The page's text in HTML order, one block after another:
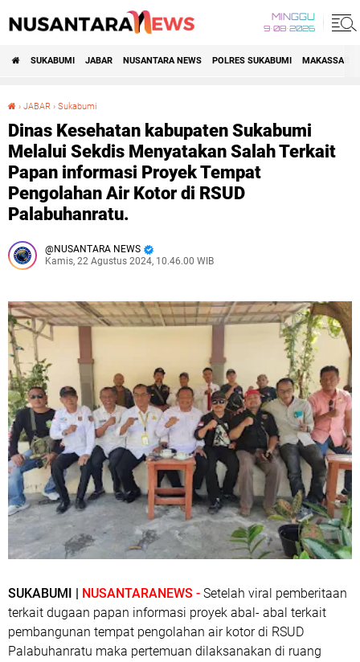
MINGGU
9•08•2026
SUKABUMI JABAR NUSANTARA NEWS POLRES SUKABUMI MAKASSAR
› JABAR › Sukabumi
Dinas Kesehatan kabupaten Sukabumi
Melalui Sekdis Menyatakan Salah Terkait
Papan informasi Proyek Tempat
Pengolahan Air Kotor di RSUD
Palabuhanratu.
NUSANTARA NEWS
Kamis, 22 Agustus 2024, 10.46.00 WIB
SUKABUMI | NUSANTARANEWS - Setelah viral pemberitaan
terkait dugaan papan informasi proyek abal- abal terkait
pembangunan tempat pengolahan air kotor di RSUD
Palabuhanratu maka pertemuan dilaksanakan di ruang